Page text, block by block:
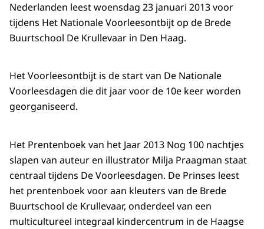
Nederlanden leest woensdag 23 januari 2013 voor
tijdens Het Nationale Voorleesontbijt op de Brede
Buurtschool De Krullevaar in Den Haag.
Het Voorleesontbijt is de start van De Nationale
Voorleesdagen die dit jaar voor de 10e keer worden
georganiseerd.
Het Prentenboek van het Jaar 2013 Nog 100 nachtjes
slapen van auteur en illustrator Milja Praagman staat
centraal tijdens De Voorleesdagen. De Prinses leest
het prentenboek voor aan kleuters van de Brede
Buurtschool de Krullevaar, onderdeel van een
multicultureel integraal kindercentrum in de Haagse